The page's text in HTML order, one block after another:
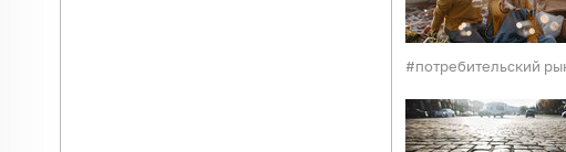
потребительский